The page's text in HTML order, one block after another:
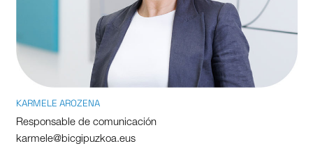
KARMELE AROZENA
Responsable de comunicación
karmele@bicgipuzkoa.eus